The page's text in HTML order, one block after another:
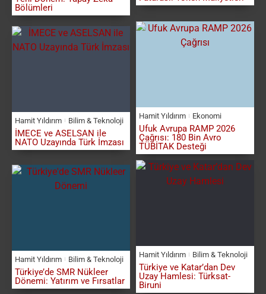
Bölümleri
Hamit Yıldırım Bilim & Teknoloji
İMECE ve ASELSAN ile
NATO Uzayında Türk İmzası
Hamit Yıldırım Ekonomi
Ufuk Avrupa RAMP 2026
Çağrısı: 180 Bin Avro
TÜBİTAK Desteği
Hamit Yıldırım Bilim & Teknoloji
Türkiye’de SMR Nükleer
Dönemi: Yatırım ve Fırsatlar
Hamit Yıldırım Bilim & Teknoloji
Türkiye ve Katar’dan Dev
Uzay Hamlesi: Türksat-
Biruni